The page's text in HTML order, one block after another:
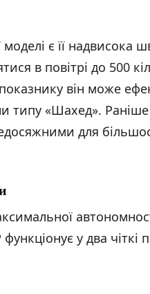
є її надвисока
в повітрі до 500
він може
типу «Шахед». Раніше
для
у два чіткі